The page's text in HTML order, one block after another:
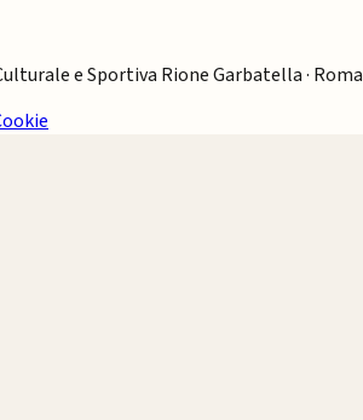
e Sportiva Rione Garbatella · Roma